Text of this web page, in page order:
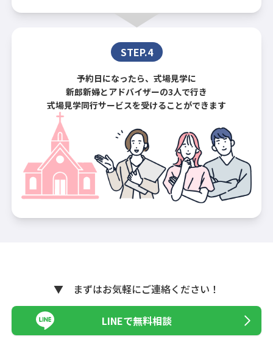
STEP.4
予約日になったら、式場見学に
新郎新婦とアドバイザーの3人で行き
式場見学同行サービスを受けることができます
▼ まずはお気軽にご連絡ください！
LINEで無料相談